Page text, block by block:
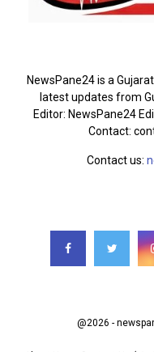
NewsPane24 is a
latest updates from
Editor: NewsPane24
Contact:
Contact us:
@2026 -